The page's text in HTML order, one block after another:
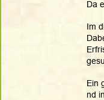
Da
Im
Ein
nd